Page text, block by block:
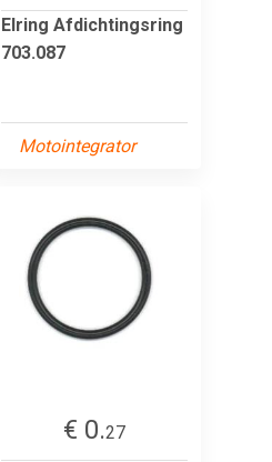
Elring Afdichtingsring
703.087
Motointegrator
€ 0.27